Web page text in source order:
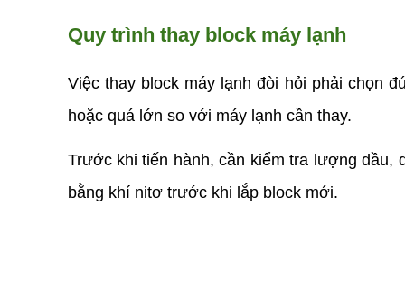
Quy trình thay block máy lạnh
Việc thay block máy lạnh đòi hỏi phải chọn
hoặc quá lớn so với máy lạnh cần thay.
Trước khi tiến hành, cần kiểm tra lượng dầu,
bằng khí nitơ trước khi lắp block mới.